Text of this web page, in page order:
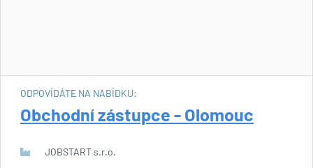
ODPOVÍDÁTE NA NABÍDKU:
Obchodní zástupce - Olomouc
JOBSTART s.r.o.